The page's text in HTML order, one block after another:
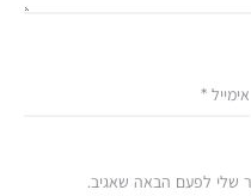
אימייל *
שלי לפעם הבאה שאגיב.